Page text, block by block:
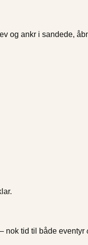
og ankr i sandede,
nok tid til både eventyr